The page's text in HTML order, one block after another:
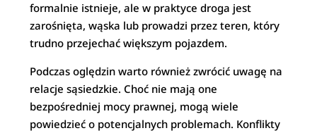
formalnie istnieje, ale w praktyce droga jest
zarośnięta, wąska lub prowadzi przez teren, który
trudno przejechać większym pojazdem.
Podczas oględzin warto również zwrócić uwagę na
relacje sąsiedzkie. Choć nie mają one
bezpośredniej mocy prawnej, mogą wiele
powiedzieć o potencjalnych problemach. Konflikty